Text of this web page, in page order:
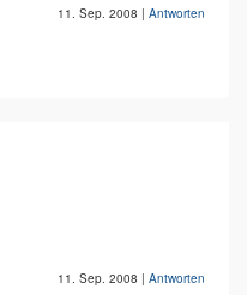
11. Sep. 2008 | Antworten
11. Sep. 2008 | Antworten